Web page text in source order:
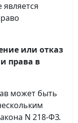
или отказ
права в
может быть
N 218-ФЗ.